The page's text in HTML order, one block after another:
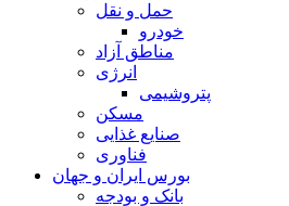
حمل و نقل
خودرو
مناطق آزاد
انرژی
پتروشیمی
مسکن
صنایع غذایی
فناوری
بورس ایران و جهان
بانک و بودجه